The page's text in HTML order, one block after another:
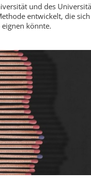
und des
entwickelt, die
könnte.